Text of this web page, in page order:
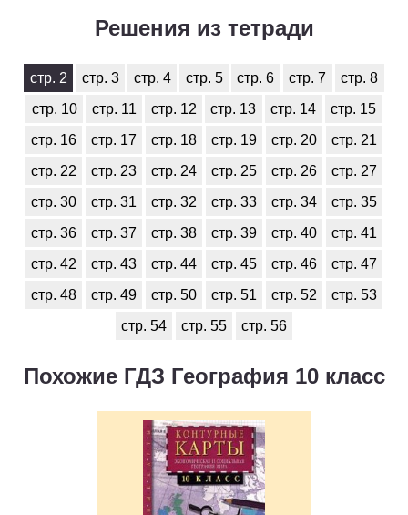
4 5 6 7 8 9
Решения из тетради
стр. 2 стр. 3 стр. 4 стр. 5 стр. 6 стр. 7
стр. 8
стр. 10
стр. 11 стр. 12 стр. 13 стр. 14
стр. 15
стр. 16
стр. 17 стр. 18 стр. 19 стр. 20
стр. 21
стр. 22
стр. 23 стр. 24 стр. 25 стр. 26
стр. 27
стр. 30
стр. 31 стр. 32 стр. 33 стр. 34
стр. 35
стр. 36
стр. 37 стр. 38 стр. 39 стр. 40
стр. 41
стр. 42
стр. 43 стр. 44 стр. 45 стр. 46
стр. 47
стр. 48
стр. 49 стр. 50 стр. 51 стр. 52
стр. 53
стр. 54
стр. 55 стр. 56
Похожие ГДЗ География 10 класс